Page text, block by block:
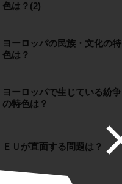
色は？(2)
ヨーロッパの民族・文化の特
色は？
ヨーロッパで生じている紛争
の特色は？
ＥＵが直面する問題は？